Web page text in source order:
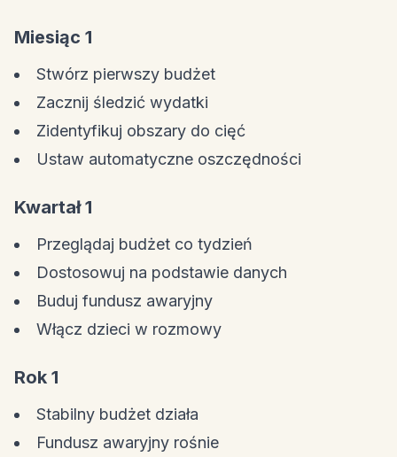
Miesiąc 1
Stwórz pierwszy budżet
Zacznij śledzić wydatki
Zidentyfikuj obszary do cięć
Ustaw automatyczne oszczędności
Kwartał 1
Przeglądaj budżet co tydzień
Dostosowuj na podstawie danych
Buduj fundusz awaryjny
Włącz dzieci w rozmowy
Rok 1
Stabilny budżet działa
Fundusz awaryjny rośnie